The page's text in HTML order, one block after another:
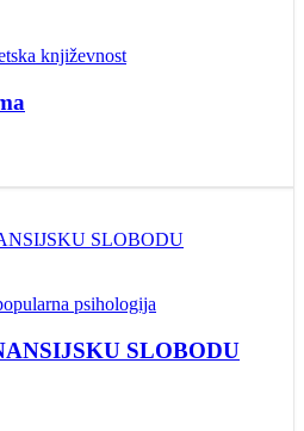
književnost
psihologija
SLOBODU